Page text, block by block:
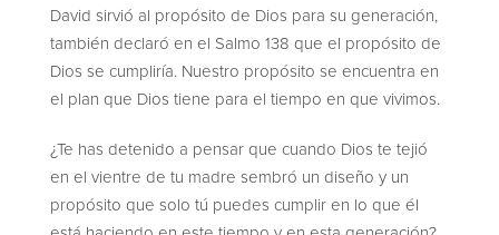
David sirvió al propósito de Dios para su generación,
también declaró en el Salmo 138 que el propósito de
Dios se cumpliría. Nuestro propósito se encuentra en
el plan que Dios tiene para el tiempo en que vivimos.
¿Te has detenido a pensar que cuando Dios te tejió
en el vientre de tu madre sembró un diseño y un
propósito que solo tú puedes cumplir en lo que él